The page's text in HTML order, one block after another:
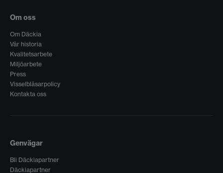
Om oss
Om Däckia
Vår historia
Kvalitetsarbete
Miljöarbete
Press
Visselblåsarpolicy
Kontakta oss
Genvägar
Bli Däckiapartner
Däckiapartner